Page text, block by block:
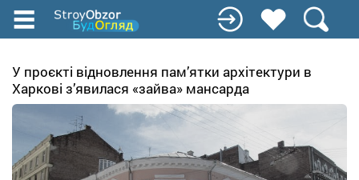
Перейти
до
вмісту
У проєкті відновлення пам’ятки архітектури в
Харкові з’явилася «зайва» мансарда